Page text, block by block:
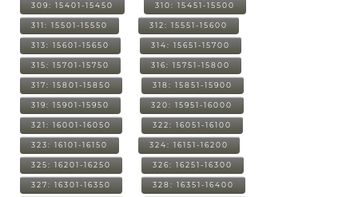
309: 15401-15450 310: 15451-15500
311: 15501-15550 312: 15551-15600
313: 15601-15650 314: 15651-15700
315: 15701-15750 316: 15751-15800
317: 15801-15850 318: 15851-15900
319: 15901-15950 320: 15951-16000
321: 16001-16050 322: 16051-16100
323: 16101-16150 324: 16151-16200
325: 16201-16250 326: 16251-16300
327: 16301-16350 328: 16351-16400